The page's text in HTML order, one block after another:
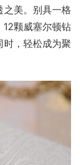
美。别具一格
颗威塞尔顿钻
，轻松成为聚